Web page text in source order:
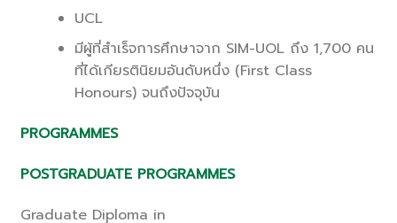
UCL
มีผู้ที่สำเร็จการศึกษาจาก SIM-UOL ถึง 1,700 คน
ที่ได้เกียรตินิยมอันดับหนึ่ง (First Class
Honours) จนถึงปัจจุบัน
PROGRAMMES
POSTGRADUATE PROGRAMMES
Graduate Diploma in